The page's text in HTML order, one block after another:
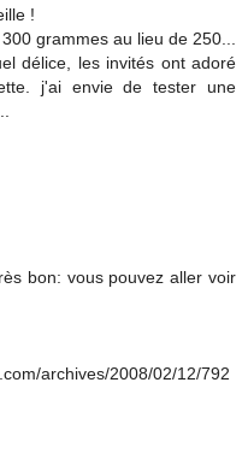
!
grammes au lieu de 250...
délice, les invités ont adoré
j'ai envie de tester une
bon: vous pouvez aller voir
archives/2008/02/12/792